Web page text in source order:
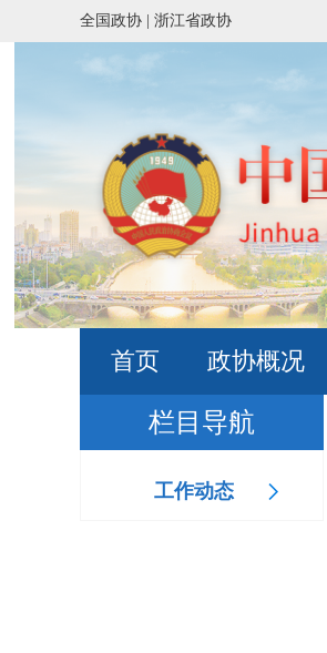
全国政协 | 浙江省政协
首页 政协概况
栏目导航
工作动态